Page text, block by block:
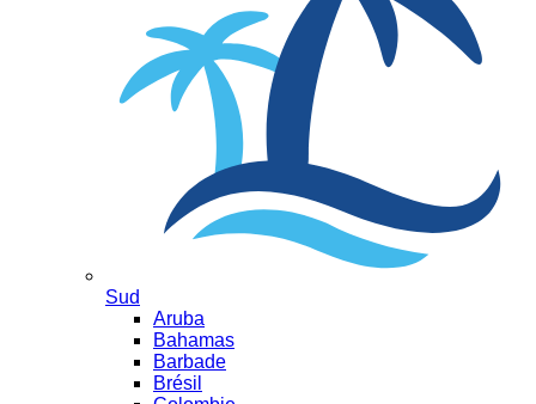
Sud
Aruba
Bahamas
Barbade
Brésil